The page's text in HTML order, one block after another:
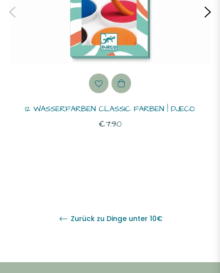
12 WASSERFARBEN CLASSIC FARBEN | DJECO
Normaler
€7.90
Zurück zu Dinge unter 10€